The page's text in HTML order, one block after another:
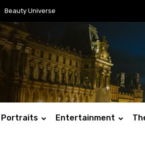
Beauty Universe
Portraits Entertainment